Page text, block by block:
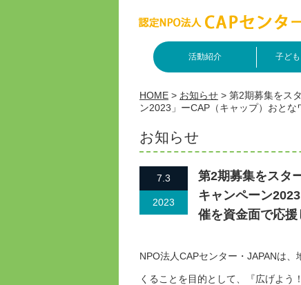
活動紹介 子ど
HOME > お知らせ > 第2期募集をス
ン2023」ーCAP（キャップ）おと
お知らせ
7.3
2023
第2期募集をスタ
キャンペーン
催を資金面で応援
NPO法人CAPセンター・JAPANは
くることを目的として、『広げよう